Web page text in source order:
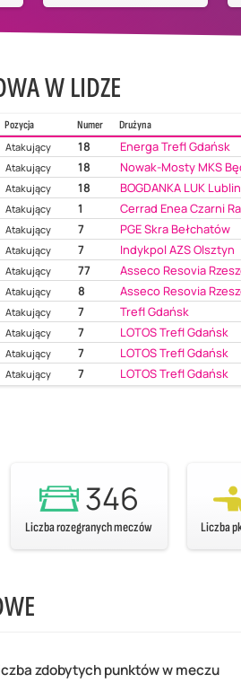
W LIDZE
Pozycja Numer
Drużyna
Atakujący 18 Energa Trefl Gdańsk
Atakujący 18 Nowak-Mosty MKS
Atakujący 18 BOGDANKA LUK Lublin
Atakujący 1 Cerrad Enea Czarni
Atakujący 7 PGE Skra Bełchatów
Atakujący 7 Indykpol AZS Olsztyn
Atakujący 77 Asseco Resovia
Atakujący 8 Asseco Resovia
Atakujący 7 Trefl Gdańsk
Atakujący 7 LOTOS Trefl Gdańsk
Atakujący 7 LOTOS Trefl Gdańsk
Atakujący 7 LOTOS Trefl Gdańsk
346
Liczba rozegranych meczów Liczba
zdobytych punktów w meczu